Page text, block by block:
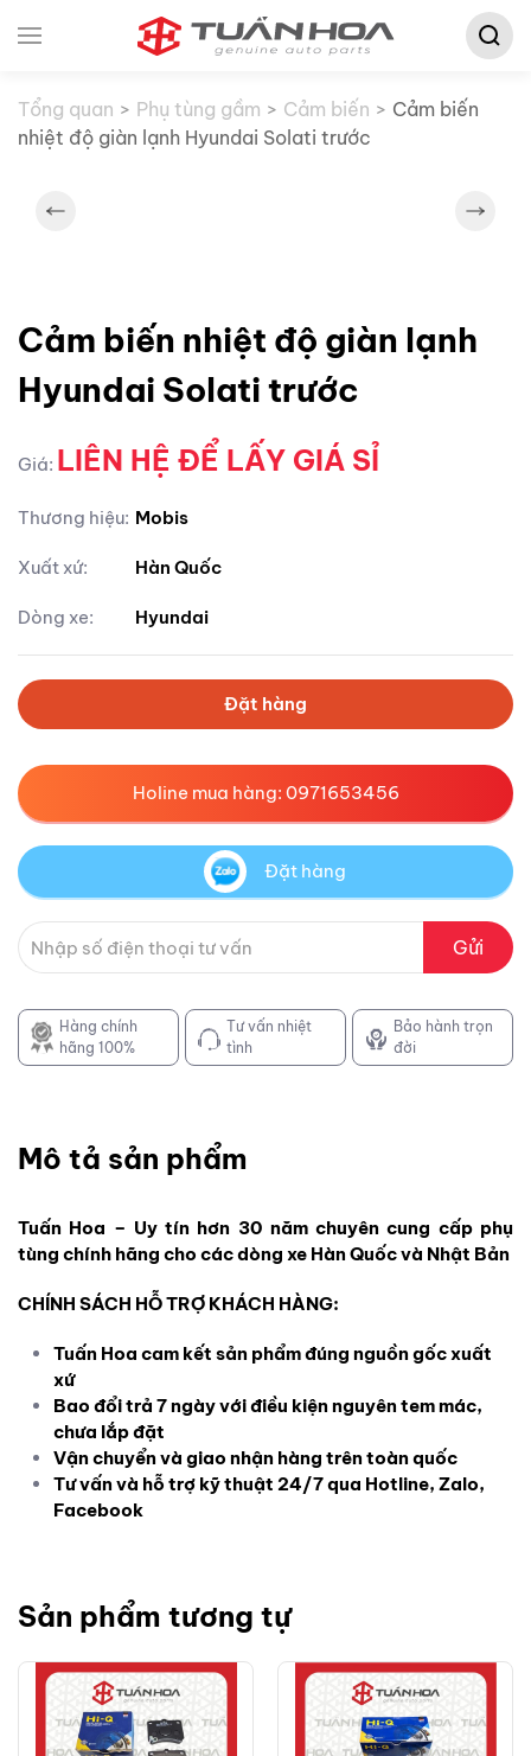
Tìm
Tổng quan
Phụ tùng gầm Cảm biến
Cảm biến
nhiệt độ giàn lạnh Hyundai Solati trước
Cảm biến nhiệt độ giàn lạnh
Hyundai Solati trước
Giá: LIÊN HỆ ĐỂ LẤY GIÁ SỈ
Thương hiệu: Mobis
Xuất xứ: Hàn Quốc
Dòng xe: Hyundai
Đặt hàng
Holine mua hàng: 0971653456
Đặt hàng
Gửi
Hàng chính
hãng 100%
Tư vấn nhiệt
tình
Bảo hành trọn
đời
Mô tả sản phẩm
Tuấn Hoa – Uy tín hơn 30 năm chuyên cung cấp phụ
tùng chính hãng cho các dòng xe Hàn Quốc và Nhật Bản
CHÍNH SÁCH HỖ TRỢ KHÁCH HÀNG:
Tuấn Hoa cam kết sản phẩm đúng nguồn gốc xuất
xứ
Bao đổi trả 7 ngày với điều kiện nguyên tem mác,
chưa lắp đặt
Vận chuyển và giao nhận hàng trên toàn quốc
Tư vấn và hỗ trợ kỹ thuật 24/7 qua Hotline, Zalo,
Facebook
Sản phẩm tương tự